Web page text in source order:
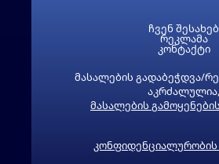
მასალების გადაბეჭდვა/
აკრძალულია,
მასალების
ჩვენ შესახებ
რეკლამა
კონტაქტი